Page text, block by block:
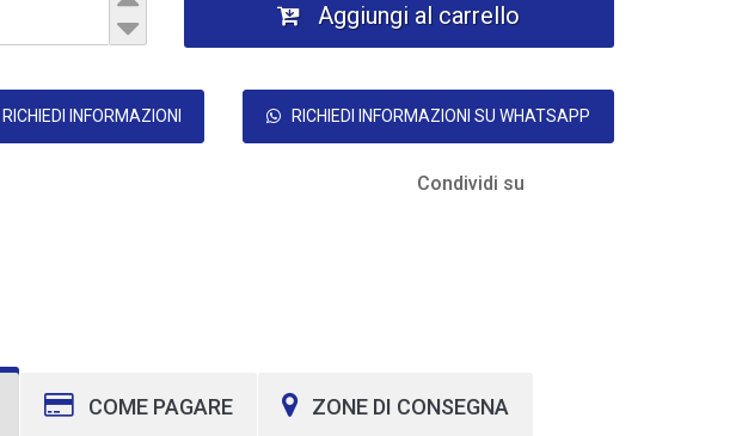
Aggiungi al carrello
RICHIEDI INFORMAZIONI RICHIEDI INFORMAZIONI SU WHATSAPP
Condividi su
COME PAGARE ZONE DI CONSEGNA